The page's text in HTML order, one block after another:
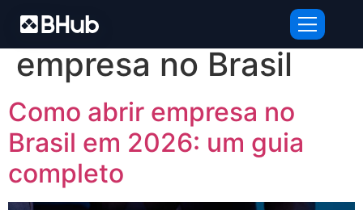
Tag:como abrir
empresa no Brasil
Como abrir empresa no
Brasil em 2026: um guia
completo